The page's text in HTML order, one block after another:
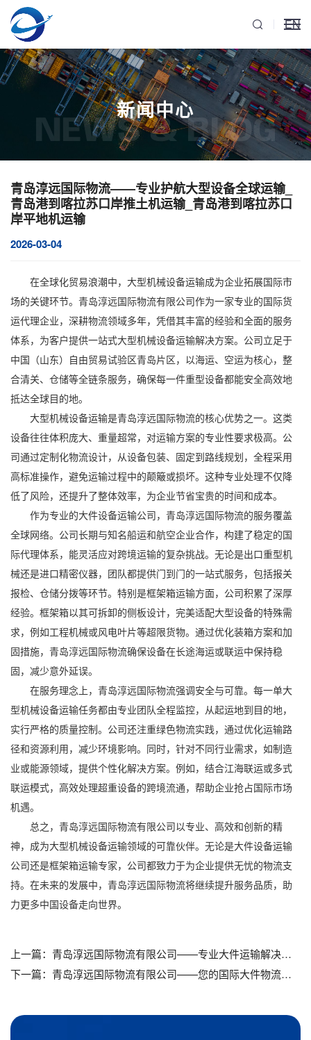
EN
新闻中心
NEWS & BLOG
青岛淳远国际物流——专业护航大型设备全球运输_
青岛港到喀拉苏口岸推土机运输_青岛港到喀拉苏口
岸平地机运输
2026-03-04
在全球化贸易浪潮中， 大型机械设备运输成为企业拓展国际市
场的关键环节。 青岛淳远国际物流有限公司作为一家专业的国际货
运代理企业，深耕物流领域多年，凭借其丰富的经验和全面的服务
体系，为客户提供一站式大型机械设备运输解决方案。公司立足于
中国（山东）自由贸易试验区青岛片区，以海运、空运为核心，整
合清关、仓储等全链条服务，确保每一件重型设备都能安全高效地
抵达全球目的地。
大型机械设备运输是青岛淳远国际物流的核心优势之一。这类
设备往往体积庞大、重量超常，对运输方案的专业性要求极高。公
司通过定制化物流设计，从设备包装、固定到路线规划，全程采用
高标准操作，避免运输过程中的颠簸或损坏。这种专业处理不仅降
低了风险，还提升了整体效率，为企业节省宝贵的时间和成本。
作为专业的大件设备运输公司，青岛淳远国际物流的服务覆盖
全球网络。公司长期与知名船运和航空企业合作，构建了稳定的国
际代理体系，能灵活应对跨境运输的复杂挑战。无论是出口重型机
械还是进口精密仪器，团队都提供门到门的一站式服务，包括报关
报检、仓储分拨等环节。特别是框架箱运输方面，公司积累了深厚
经验。框架箱以其可拆卸的侧板设计，完美适配大型设备的特殊需
求，例如工程机械或风电叶片等超限货物。通过优化装箱方案和加
固措施，青岛淳远国际物流确保设备在长途海运或联运中保持稳
固，减少意外延误。
在服务理念上，青岛淳远国际物流强调安全与可靠。每一单大
型机械设备运输任务都由专业团队全程监控，从起运地到目的地，
实行严格的质量控制。公司还注重绿色物流实践，通过优化运输路
径和资源利用，减少环境影响。同时，针对不同行业需求，如制造
业或能源领域，提供个性化解决方案。例如，结合江海联运或多式
联运模式，高效处理超重设备的跨境流通，帮助企业抢占国际市场
机遇。
总之，青岛淳远国际物流有限公司以专业、高效和创新的精
神，成为大型机械设备运输领域的可靠伙伴。无论是大件设备运输
公司还是框架箱运输专家，公司都致力于为企业提供无忧的物流支
持。在未来的发展中，青岛淳远国际物流将继续提升服务品质，助
力更多中国设备走向世界。
上一篇： 青岛淳远国际物流有限公司——专业大件运输解决方案_青岛港到天津港口岸挖机运输_青岛港到天津港口岸装载机运输
下一篇： 青岛淳远国际物流有限公司——您的国际大件物流专家_青岛港到喀拉苏口岸挖机运输_青岛港到喀拉苏口岸装载机运输